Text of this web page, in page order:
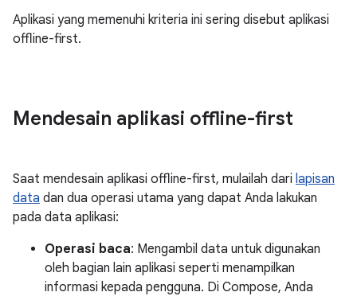
Aplikasi yang memenuhi kriteria ini sering disebut aplikasi
offline-first.
Mendesain aplikasi offline-first
Saat mendesain aplikasi offline-first, mulailah dari lapisan
data dan dua operasi utama yang dapat Anda lakukan
pada data aplikasi:
Operasi baca: Mengambil data untuk digunakan
oleh bagian lain aplikasi seperti menampilkan
informasi kepada pengguna. Di Compose, Anda